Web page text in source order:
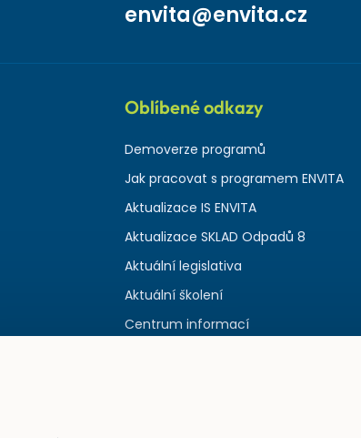
envita@envita.cz
Oblíbené odkazy
Demoverze programů
Jak pracovat s programem ENVITA
Aktualizace IS ENVITA
Aktualizace SKLAD Odpadů 8
Aktuální legislativa
Aktuální školení
Centrum informací